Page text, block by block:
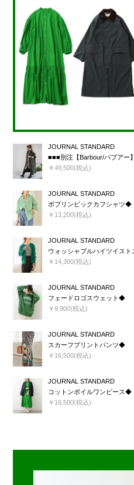
JOURNAL STANDARD
■■■別注【Barbour/バブアー
￥49,500(税込)
JOURNAL STANDARD
ポプリンビックカフシャツ◆
￥13,200(税込)
JOURNAL STANDARD
ウォッシャブルハイツイス
￥14,300(税込)
JOURNAL STANDARD
フェードロゴスウェット◆
￥9,900(税込)
JOURNAL STANDARD
スカーフプリントパンツ◆
￥16,500(税込)
JOURNAL STANDARD
コットンボイルワンピース◆
￥16,500(税込)